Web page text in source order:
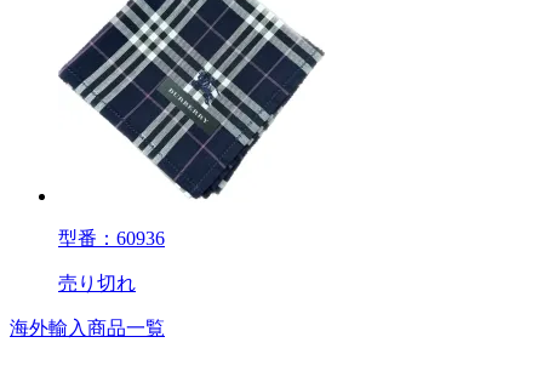
型番：60936
売り切れ
海外輸入商品一覧